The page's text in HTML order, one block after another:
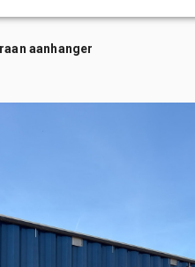
aanhanger